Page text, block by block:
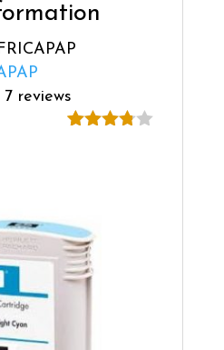
reviews
notation
s client